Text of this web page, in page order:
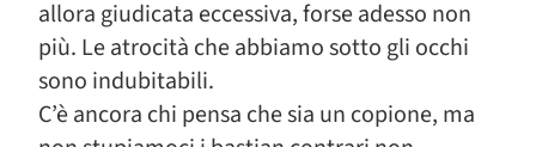
allora giudicata eccessiva, forse adesso non
più. Le atrocità che abbiamo sotto gli occhi
sono indubitabili.
C’è ancora chi pensa che sia un copione, ma